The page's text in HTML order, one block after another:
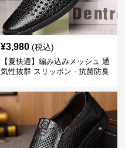
¥3,980 (税込)
【夏快適】編み込みメッシュ 通
気性抜群 スリッポン - 抗菌防臭